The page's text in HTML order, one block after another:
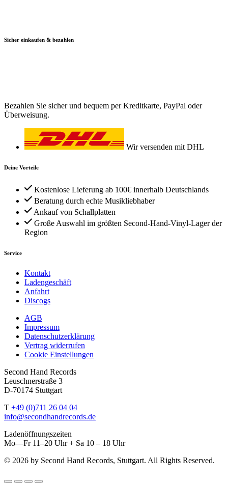
Sicher einkaufen & bezahlen
Bezahlen Sie sicher und bequem per Kreditkarte, PayPal oder
Überweisung.
Wir versenden mit DHL
Deine Vorteile
Kostenlose Lieferung ab 100€ innerhalb Deutschlands
Beratung durch echte Musikliebhaber
Ankauf von Schallplatten
Große Auswahl im größten Second-Hand-Vinyl-Lager der
Region
Service
Kontakt
Ladengeschäft
Anfahrt
Discogs
AGB
Impressum
Datenschutzerklärung
Vertrag widerrufen
Cookie Einstellungen
Second Hand Records
Leuschnerstraße 3
D-70174 Stuttgart
T +49 (0)711 26 04 04
info@secondhandrecords.de
Ladenöffnungszeiten
Mo—Fr 11–20 Uhr + Sa 10 – 18 Uhr
© 2026 by Second Hand Records, Stuttgart. All Rights Reserved.